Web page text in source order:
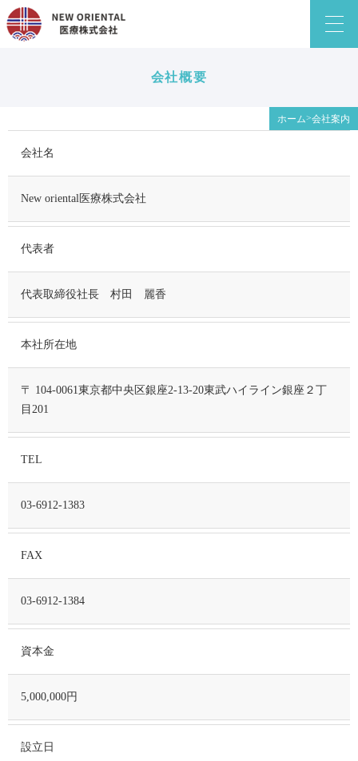
会社概要
ホーム>会社案内
会社名
New oriental医療株式会社
代表者
代表取締役社長 村田 麗香
本社所在地
〒 104-0061東京都中央区銀座2-13-20東武ハイライン銀座２丁
目201
TEL
03-6912-1383
FAX
03-6912-1384
資本金
5,000,000円
設立日